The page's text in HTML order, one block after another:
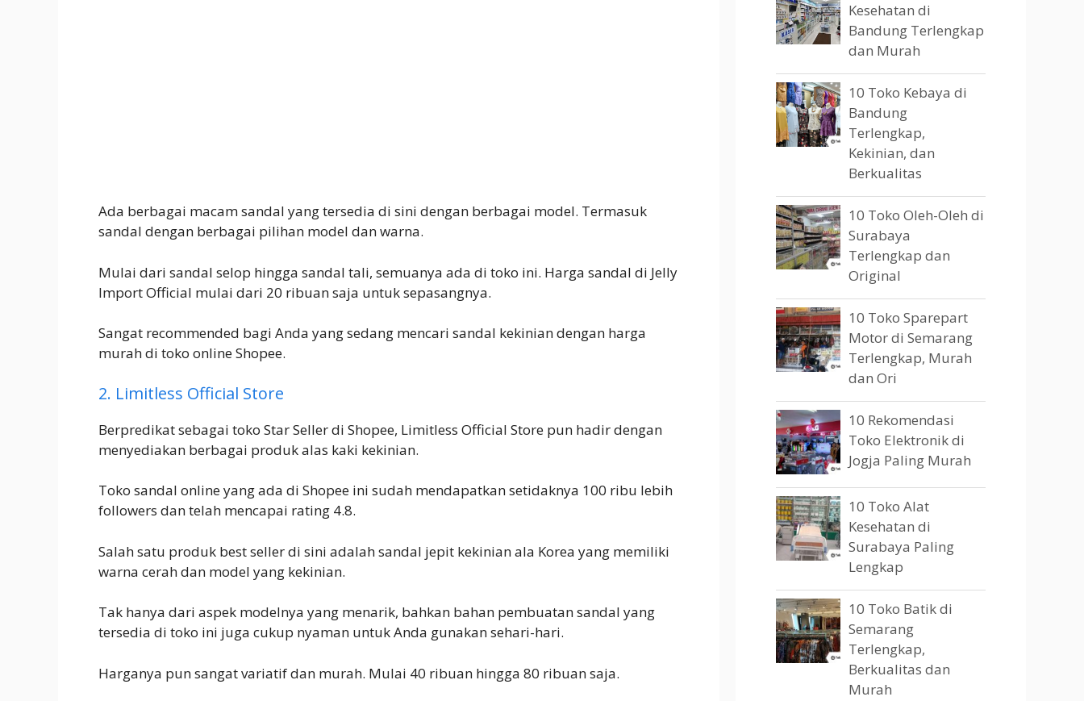
Ada berbagai macam sandal yang tersedia di sini dengan berbagai model. Termasuk
sandal dengan berbagai pilihan model dan warna.
Mulai dari sandal selop hingga sandal tali, semuanya ada di toko ini. Harga sandal di Jelly
Import Official mulai dari 20 ribuan saja untuk sepasangnya.
Sangat recommended bagi Anda yang sedang mencari sandal kekinian dengan harga
murah di toko online Shopee.
2. Limitless Official Store
Berpredikat sebagai toko Star Seller di Shopee, Limitless Official Store pun hadir dengan
menyediakan berbagai produk alas kaki kekinian.
Toko sandal online yang ada di Shopee ini sudah mendapatkan setidaknya 100 ribu lebih
followers dan telah mencapai rating 4.8.
Salah satu produk best seller di sini adalah sandal jepit kekinian ala Korea yang memiliki
warna cerah dan model yang kekinian.
Tak hanya dari aspek modelnya yang menarik, bahkan bahan pembuatan sandal yang
tersedia di toko ini juga cukup nyaman untuk Anda gunakan sehari-hari.
Harganya pun sangat variatif dan murah. Mulai 40 ribuan hingga 80 ribuan saja.
Kesehatan di
Bandung Terlengkap
dan Murah
10 Toko Kebaya di
Bandung
Terlengkap,
Kekinian, dan
Berkualitas
10 Toko Oleh-Oleh di
Surabaya
Terlengkap dan
Original
10 Toko Sparepart
Motor di Semarang
Terlengkap, Murah
dan Ori
10 Rekomendasi
Toko Elektronik di
Jogja Paling Murah
10 Toko Alat
Kesehatan di
Surabaya Paling
Lengkap
10 Toko Batik di
Semarang
Terlengkap,
Berkualitas dan
Murah